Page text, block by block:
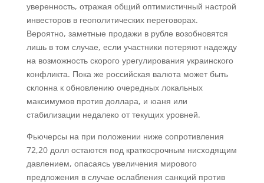
уверенность, отражая общий оптимистичный настрой
инвесторов в геополитических переговорах.
Вероятно, заметные продажи в рубле возобновятся
лишь в том случае, если участники потеряют надежду
на возможность скорого урегулирования украинского
конфликта. Пока же российская валюта может быть
склонна к обновлению очередных локальных
максимумов против доллара, и юаня или
стабилизации недалеко от текущих уровней.
Фьючерсы на при положении ниже сопротивления
72,20 долл остаются под краткосрочным нисходящим
давлением, опасаясь увеличения мирового
предложения в случае ослабления санкций против